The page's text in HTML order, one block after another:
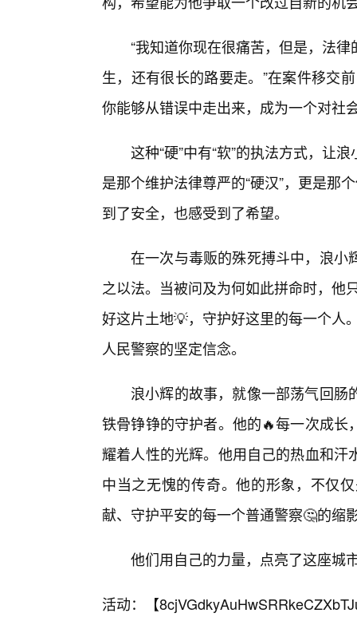
“我知道你现在很痛苦，但是，法
生，还有很长的路要走。”在案件移交
你能够从错误中走出来，成为一个对社
这种“硬”中有“软”的执法方式，让
是那个维护法律尊严的“硬汉”，更是那
到了安全，也感受到了希望。
在一次与毒贩的殊死搏斗中，浪小
之以法。当被问及为何如此拼命时，他
好这片土地💡，守护好这里的每一个人
人民警察的坚定信念。
浪小辉的故事，就像一部荡气回
铁骨铮铮的守护者。他的🔥每一次成
耀着人性的光辉。他用自己的热血和
中当之无愧的传奇。他的形象，不仅
献、守护平安的每一个普通警察🤔的缩
他们用自己的力量，点亮了这座城
活动：【